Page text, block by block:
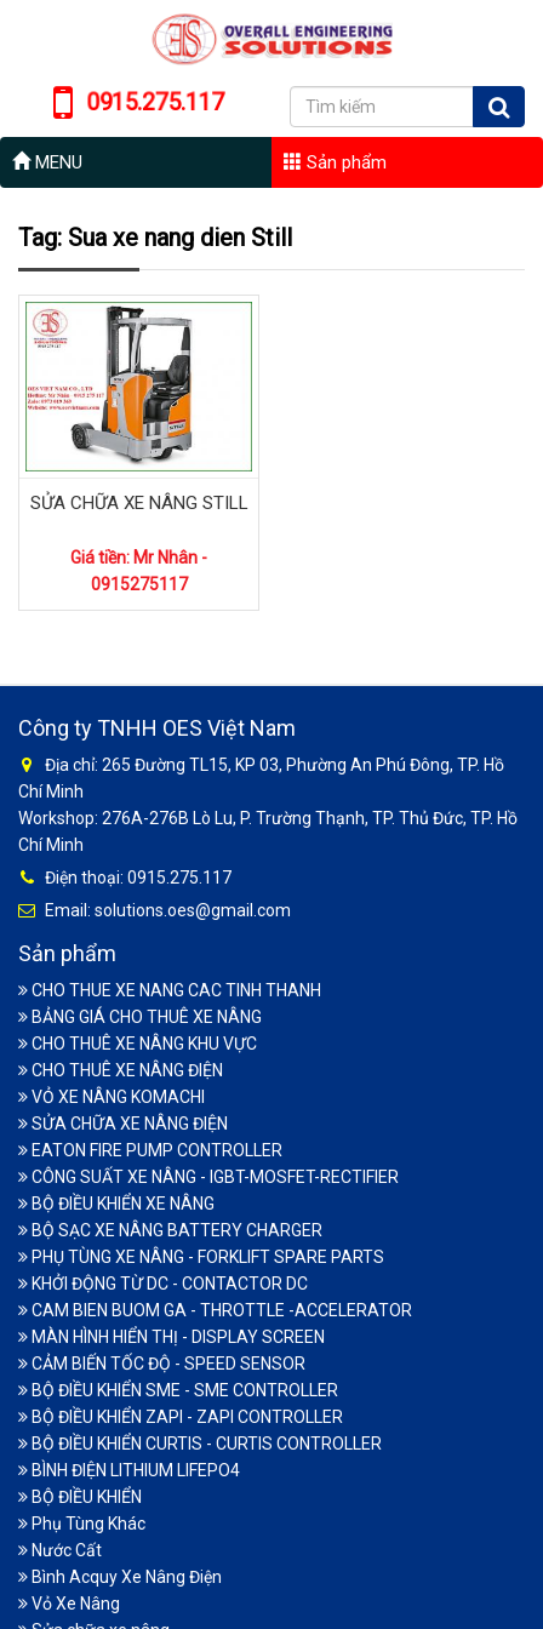
0915.275.117
MENU Sản phẩm
Tag: Sua xe nang dien Still
SỬA CHỮA XE NÂNG STILL
Giá tiền: Mr Nhân -
0915275117
Công ty TNHH OES Việt Nam
Địa chỉ: 265 Đường TL15, KP 03, Phường An Phú Đông, TP. Hồ
Chí Minh
Workshop: 276A-276B Lò Lu, P. Trường Thạnh, TP. Thủ Đức, TP. Hồ
Chí Minh
Điện thoại: 0915.275.117
Email: solutions.oes@gmail.com
Sản phẩm
CHO THUE XE NANG CAC TINH THANH
BẢNG GIÁ CHO THUÊ XE NÂNG
CHO THUÊ XE NÂNG KHU VỰC
CHO THUÊ XE NÂNG ĐIỆN
VỎ XE NÂNG KOMACHI
SỬA CHỮA XE NÂNG ĐIỆN
EATON FIRE PUMP CONTROLLER
CÔNG SUẤT XE NÂNG - IGBT-MOSFET-RECTIFIER
BỘ ĐIỀU KHIỂN XE NÂNG
BỘ SẠC XE NÂNG BATTERY CHARGER
PHỤ TÙNG XE NÂNG - FORKLIFT SPARE PARTS
KHỞI ĐỘNG TỪ DC - CONTACTOR DC
CAM BIEN BUOM GA - THROTTLE -ACCELERATOR
MÀN HÌNH HIỂN THỊ - DISPLAY SCREEN
CẢM BIẾN TỐC ĐỘ - SPEED SENSOR
BỘ ĐIỀU KHIỂN SME - SME CONTROLLER
BỘ ĐIỀU KHIỂN ZAPI - ZAPI CONTROLLER
BỘ ĐIỀU KHIỂN CURTIS - CURTIS CONTROLLER
BÌNH ĐIỆN LITHIUM LIFEPO4
BỘ ĐIỀU KHIỂN
Phụ Tùng Khác
Nước Cất
Bình Acquy Xe Nâng Điện
Vỏ Xe Nâng